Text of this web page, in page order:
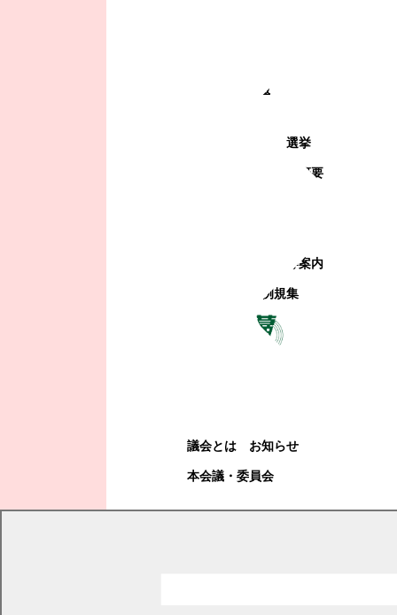
町政情報
選挙
町の概要
観光地・公共施設等案内
電子掲示場・例規集
議会とは
お知らせ
本会議・委員会